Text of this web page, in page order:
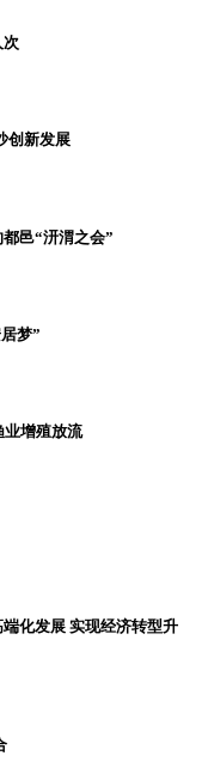
次
创新发展
邑“汧渭之会”
梦”
业增殖放流
化发展 实现经济转型升